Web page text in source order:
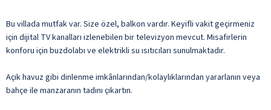
Bu villada mutfak var. Size özel, balkon vardır. Keyifli vakit geçirmeniz
için dijital TV kanalları izlenebilen bir televizyon mevcut. Misafirlerin
konforu için buzdolabı ve elektrikli su ısıtıcıları sunulmaktadır.
Açık havuz gibi dinlenme imkânlarından/kolaylıklarından yararlanın veya
bahçe ile manzaranın tadını çıkartın.